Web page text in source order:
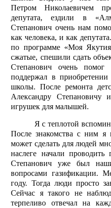
Петром Николаевичем
депутата, ездили в
Степанович очень нам
как человека, и как
по программе «Моя
сжатые, спешили сдать
Степанович очень
поддержал в приобретении
школы. После ремонта
Александру Степановичу
игрушек для малышей.
Я с теплотой
После знакомства с ним я
может сделать для людей
наслеге начали
Степанович уже был
вопросами газификации.
году. Тогда люди просто
Сейчас я такого не
терпеливо отвечал на